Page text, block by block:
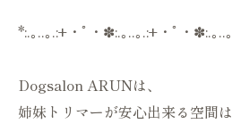
*:.｡..｡.:+・ﾟ・✽:.｡..｡.:+・ﾟ・✽:.｡..
Dogsalon ARUNは、
姉妹トリマーが安心出来る空間